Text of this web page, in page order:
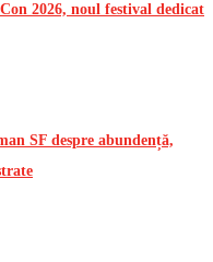
2026, noul festival dedicat
SF despre abundență,